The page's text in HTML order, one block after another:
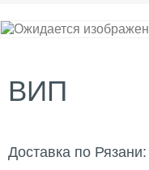
ВИП
Доставка по Рязани: